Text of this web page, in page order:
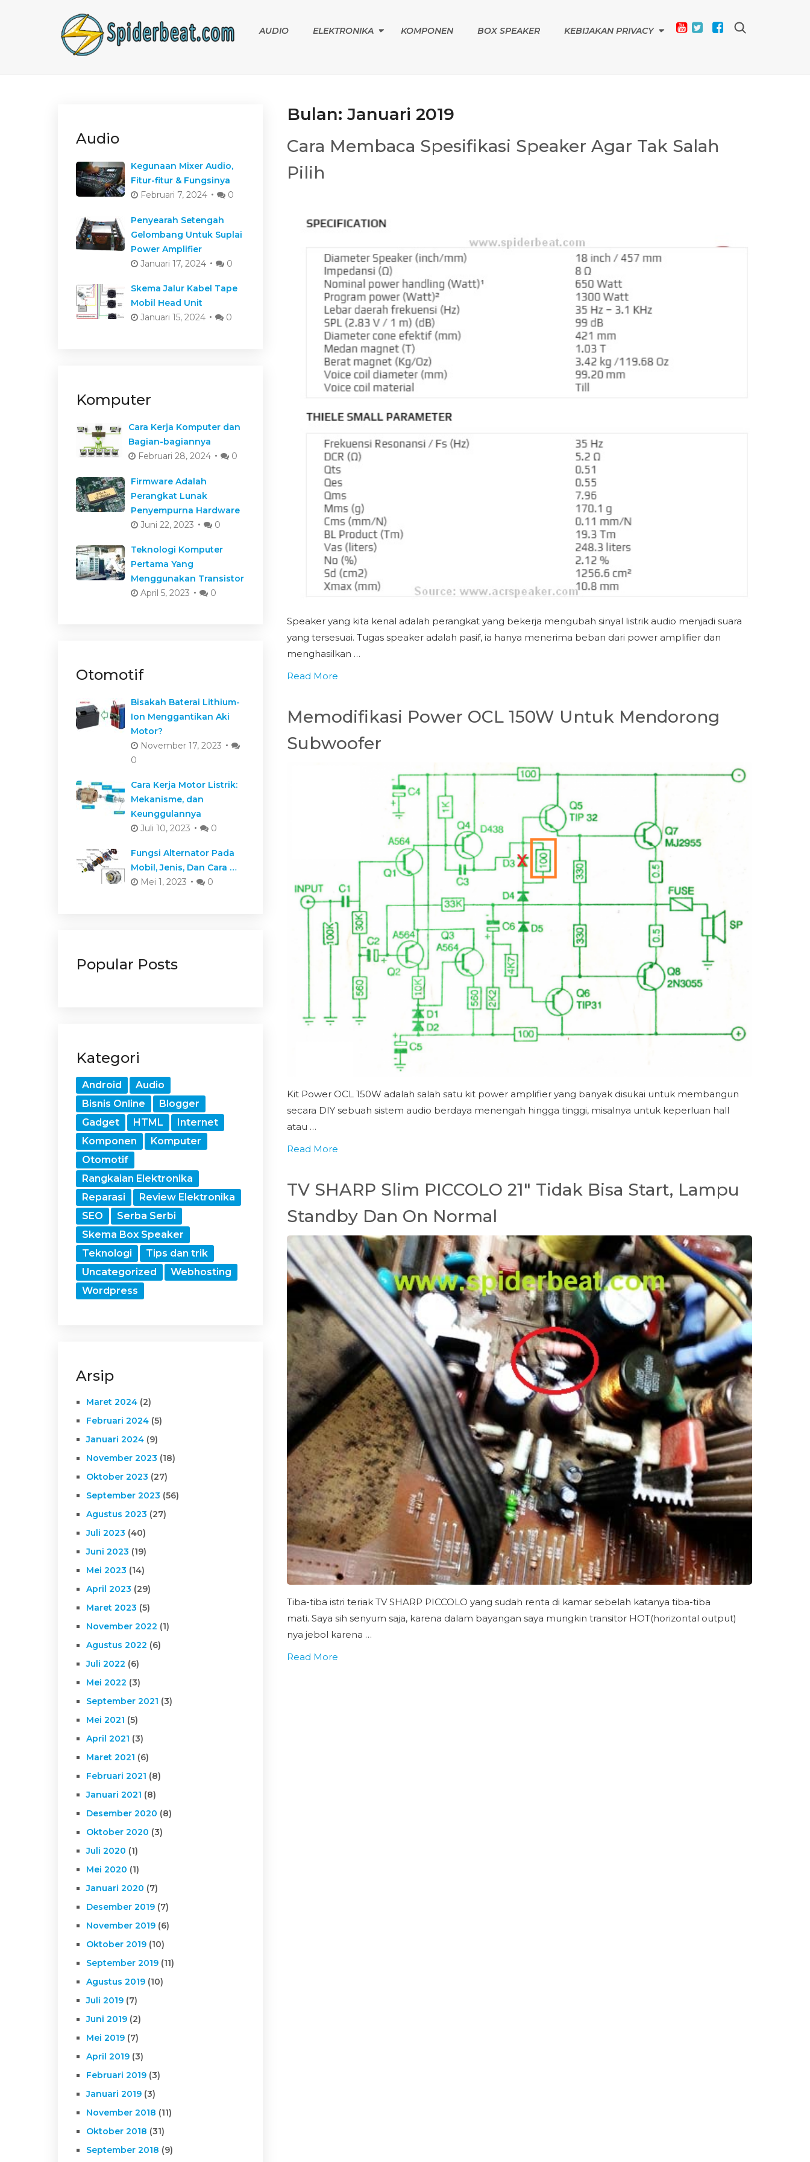
AUDIO ELEKTRONIKA KOMPONEN BOX SPEAKER KEBIJAKAN PRIVACY
Bulan: Januari 2019
Cara Membaca Spesifikasi Speaker Agar Tak Salah
Pilih
Speaker yang kita kenal adalah perangkat yang bekerja mengubah sinyal listrik audio menjadi suara
yang tersesuai. Tugas speaker adalah pasif, ia hanya menerima beban dari power amplifier dan
menghasilkan …
Read More
Memodifikasi Power OCL 150W Untuk Mendorong
Subwoofer
Kit Power OCL 150W adalah salah satu kit power amplifier yang banyak disukai untuk membangun
secara DIY sebuah sistem audio berdaya menengah hingga tinggi, misalnya untuk keperluan hall
atau …
Read More
TV SHARP Slim PICCOLO 21″ Tidak Bisa Start, Lampu
Standby Dan On Normal
Tiba-tiba istri teriak TV SHARP PICCOLO yang sudah renta di kamar sebelah katanya tiba-tiba
mati. Saya sih senyum saja, karena dalam bayangan saya mungkin transitor HOT(horizontal output)
nya jebol karena …
Read More
Audio
Kegunaan Mixer Audio,
Fitur-fitur & Fungsinya
Februari 7, 2024
0
Penyearah Setengah
Gelombang Untuk Suplai
Power Amplifier
Januari 17, 2024
0
Skema Jalur Kabel Tape
Mobil Head Unit
Januari 15, 2024
0
Komputer
Cara Kerja Komputer dan
Bagian-bagiannya
Februari 28, 2024
0
Firmware Adalah
Perangkat Lunak
Penyempurna Hardware
Juni 22, 2023
0
Teknologi Komputer
Pertama Yang
Menggunakan Transistor
April 5, 2023
0
Otomotif
Bisakah Baterai Lithium-
Ion Menggantikan Aki
Motor?
November 17, 2023
0
Cara Kerja Motor Listrik:
Mekanisme, dan
Keunggulannya
Juli 10, 2023
0
Fungsi Alternator Pada
Mobil, Jenis, Dan Cara …
Mei 1, 2023
0
Popular Posts
Kategori
Android
Audio
Bisnis Online
Blogger
Gadget
HTML
Internet
Komponen
Komputer
Otomotif
Rangkaian Elektronika
Reparasi
Review Elektronika
SEO
Serba Serbi
Skema Box Speaker
Teknologi
Tips dan trik
Uncategorized
Webhosting
Wordpress
Arsip
Maret 2024 (2)
Februari 2024 (5)
Januari 2024 (9)
November 2023 (18)
Oktober 2023 (27)
September 2023 (56)
Agustus 2023 (27)
Juli 2023 (40)
Juni 2023 (19)
Mei 2023 (14)
April 2023 (29)
Maret 2023 (5)
November 2022 (1)
Agustus 2022 (6)
Juli 2022 (6)
Mei 2022 (3)
September 2021 (3)
Mei 2021 (5)
April 2021 (3)
Maret 2021 (6)
Februari 2021 (8)
Januari 2021 (8)
Desember 2020 (8)
Oktober 2020 (3)
Juli 2020 (1)
Mei 2020 (1)
Januari 2020 (7)
Desember 2019 (7)
November 2019 (6)
Oktober 2019 (10)
September 2019 (11)
Agustus 2019 (10)
Juli 2019 (7)
Juni 2019 (2)
Mei 2019 (7)
April 2019 (3)
Februari 2019 (3)
Januari 2019 (3)
November 2018 (11)
Oktober 2018 (31)
September 2018 (9)